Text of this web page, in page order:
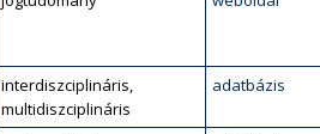
interdiszciplináris,
multidiszciplináris
adatbázis